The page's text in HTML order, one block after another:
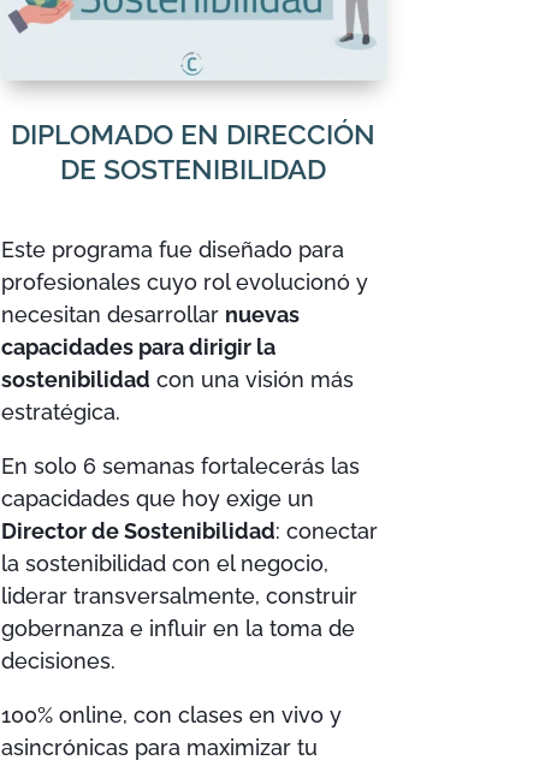
DIPLOMADO EN DIRECCIÓN
DE SOSTENIBILIDAD
Este programa fue diseñado para
profesionales cuyo rol evolucionó y
necesitan desarrollar nuevas
capacidades para dirigir la
sostenibilidad con una visión más
estratégica.
En solo 6 semanas fortalecerás las
capacidades que hoy exige un
Director de Sostenibilidad: conectar
la sostenibilidad con el negocio,
liderar transversalmente, construir
gobernanza e influir en la toma de
decisiones.
100% online, con clases en vivo y
asincrónicas para maximizar tu